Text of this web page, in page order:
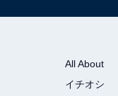
All About
イチオシ